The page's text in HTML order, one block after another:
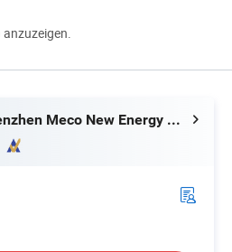
Shenzhen Meco New Energy Co., Ltd